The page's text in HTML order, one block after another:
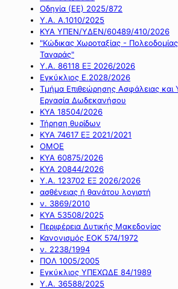
Οδηγία (ΕΕ) 2025/872
Υ.Α. Α.1010/2025
ΚΥΑ ΥΠΕΝ/ΥΔΕΝ/60489/410/2026
"Κώδικας Χωροταξίας -
Ταγαράς"
Υ.Α. 86118 ΕΞ 2026/2026
Εγκύκλιος Ε.2028/2026
Τμήμα Επιθεώρησης Ασφάλειας και
Εργασία Δωδεκανήσου
ΚΥΑ 18504/2026
Τήρηση θυρίδων
ΚΥΑ 74617 ΕΞ 2021/2021
ΟΜΟΕ
ΚΥΑ 60875/2026
ΚΥΑ 20844/2026
Υ.Α. 123702 ΕΞ 2026/2026
ασθένειας ή θανάτου λογιστή
ν. 3869/2010
ΚΥΑ 53508/2025
Περιφέρεια Δυτικής Μακεδονίας
Κανονισμός ΕΟΚ 574/1972
ν. 2238/1994
ΠΟΛ 1005/2005
Εγκύκλιος ΥΠΕΧΩΔΕ 84/1989
Υ.Α. 36588/2025